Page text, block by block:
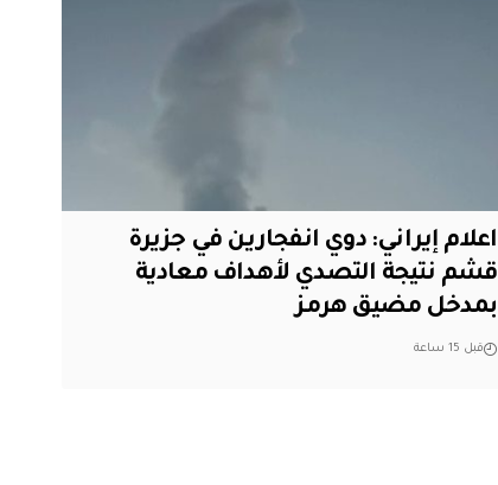
اعلام إيراني: دوي انفجارين في جزيرة
قشم نتيجة التصدي لأهداف معادية
بمدخل مضيق هرمز
قبل 15 ساعة